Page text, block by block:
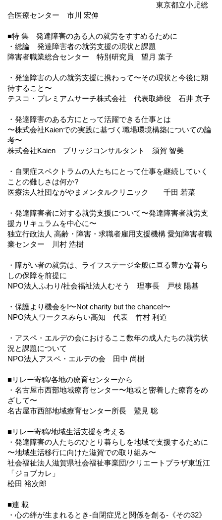
東京都立小児総
合医療センター 市川 宏伸
■特 集 発達障害のある人の就労をすすめるために
・総論 発達障害者の就労支援の現状と課題
障害者職業総合センター 特別研究員 望月 葉子
・発達障害の人の就労支援に携わって〜その現状と今後に期
待すること〜
テスコ・プレミアムサーチ株式会社 代表取締役 石井 京子
・発達障害のある方にとって活躍できる仕事とは
〜株式会社Kaienでの実践に基づく職場環境構築についての論
考〜
株式会社Kaien ブリッジコンサルタント 須賀 智美
・自閉症スペクトラムの人たちにとって仕事を継続していく
ことの難しさは何か?
医療法人社団ながやまメンタルクリニック 千田 若菜
・発達障害者に対する就労支援について〜発達障害者就労支
援カリキュラムを中心に〜
独立行政法人 高齢・障害・求職者雇用支援機構 愛知障害者職
業センター 川村 浩樹
・障がい者の就労は、ライフステージ全般に亘る豊かな暮ら
しの保障を前提に
NPO法人ふわり/社会福祉法人むそう 理事長 戸枝 陽基
・保護より機会を!〜Not charity but the chance!〜
NPO法人ワークスみらい高知 代表 竹村 利道
・アスペ・エルデの会におけるここ数年の成人たちの就労状
況と課題について
NPO法人アスペ・エルデの会 田中 尚樹
■リレー寄稿/各地の療育センターから
・名古屋市西部地域療育センター〜地域と密着した療育をめ
ざして〜
名古屋市西部地域療育センター所長 鷲見 聡
■リレー寄稿/地域生活支援を考える
・発達障害の人たちのひとり暮らしを地域で支援するために
〜地域生活移行に向けた滋賀での取り組み〜
社会福祉法人滋賀県社会福祉事業団/クリエートプラザ東近江
「ジョブカレ」
松田 裕次郎
■連 載
・心の絆が生まれるとき-自閉症児と関係を創る-《その32》